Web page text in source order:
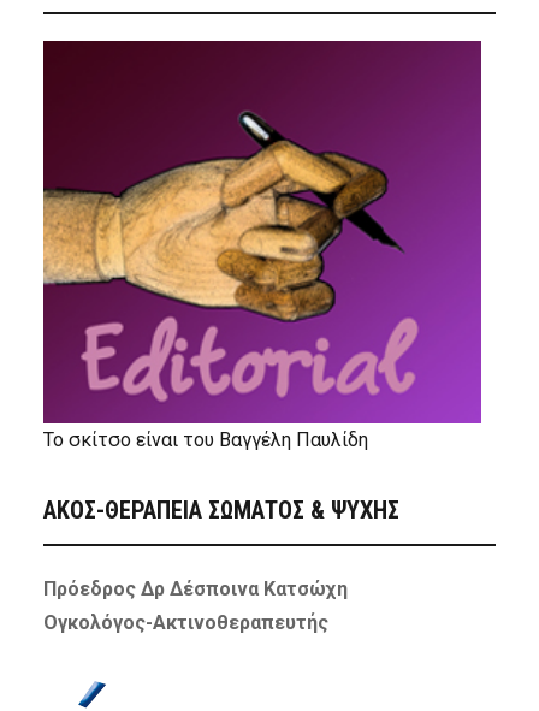
Το σκίτσο είναι του Βαγγέλη Παυλίδη
ΑΚΟΣ-ΘΕΡΑΠΕΙΑ ΣΩΜΑΤΟΣ & ΨΥΧΗΣ
Πρόεδρος Δρ Δέσποινα Κατσώχη
Ογκολόγος-Ακτινοθεραπευτής